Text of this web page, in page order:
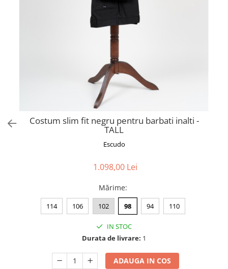
Costum slim fit negru pentru barbati inalti -
TALL
Escudo
1.098,00 Lei
Mărime:
114 106 102 98 94 110
IN STOC
Durata de livrare: 1
ADAUGA IN COS